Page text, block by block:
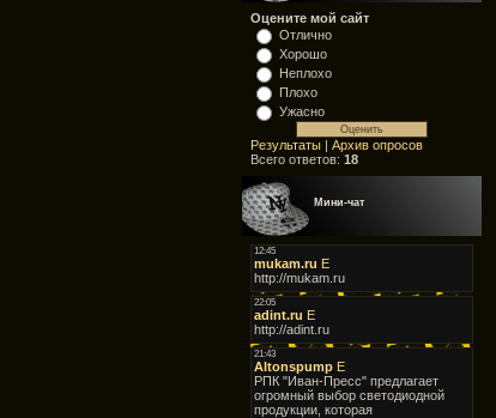
Оцените мой сайт
Отлично
Хорошо
Неплохо
Плохо
Ужасно
Результаты | Архив опросов
Всего ответов: 18
Мини-чат